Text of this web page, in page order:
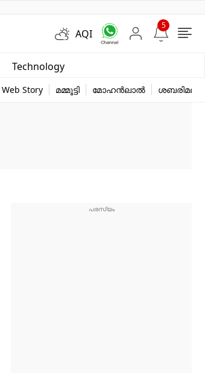
AQI
5
Technology
Web Story മമ്മൂട്ടി മോഹൻലാൽ ശബരിമല